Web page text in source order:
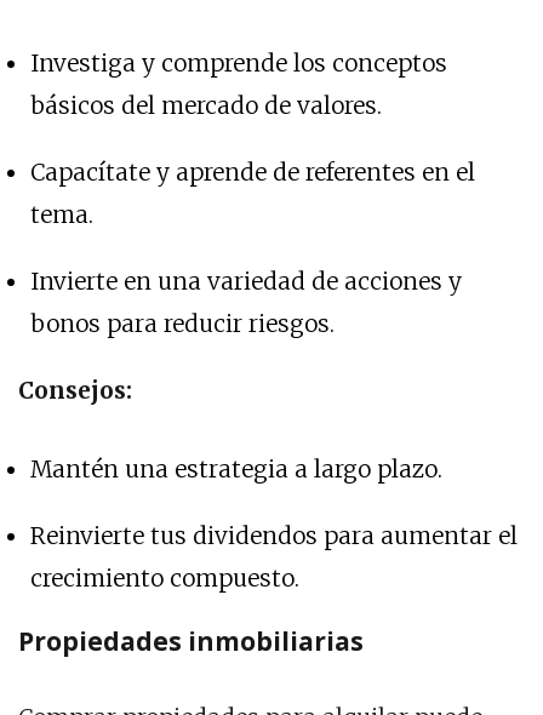
Investiga y comprende los conceptos
básicos del mercado de valores.
Capacítate y aprende de referentes en el
tema.
Invierte en una variedad de acciones y
bonos para reducir riesgos.
Consejos:
Mantén una estrategia a largo plazo.
Reinvierte tus dividendos para aumentar el
crecimiento compuesto.
Propiedades inmobiliarias